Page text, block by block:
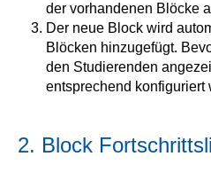
der vorhandenen Blöcke
Der neue Block wird
Blöcken hinzugefügt.
den Studierenden
entsprechend konfiguriert
2. Block